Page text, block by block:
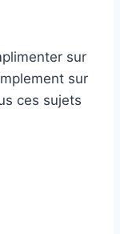
sur
sur
ces sujets